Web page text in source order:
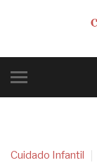
Cuidado Infantil